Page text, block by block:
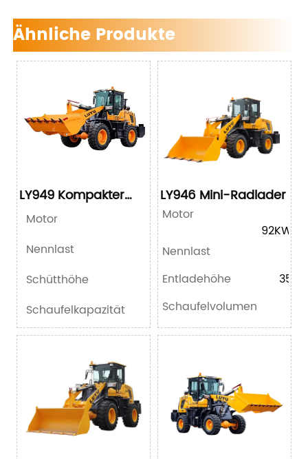
Ähnliche Produkte
LY949 Kompakter
Radlader
Motor
Nennlast
Schütthöhe
Schaufelkapazität
LY946 Mini-Radlader
Motor
92KW/
Nennlast
Entladehöhe
Schaufelvolumen